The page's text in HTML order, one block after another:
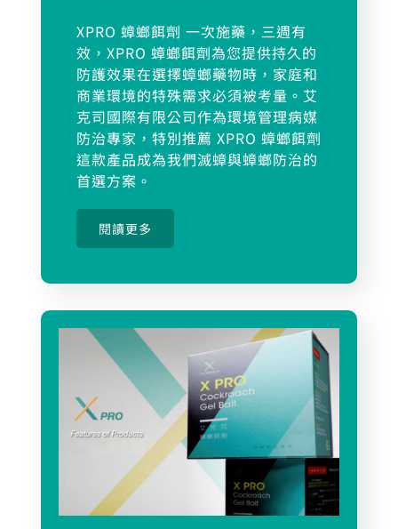
XPRO 蟑螂餌劑 一次施藥，三週有
效，XPRO 蟑螂餌劑為您提供持久的
防護效果在選擇蟑螂藥物時，家庭和
商業環境的特殊需求必須被考量。艾
克司國際有限公司作為環境管理病媒
防治專家，特別推薦 XPRO 蟑螂餌劑
這款產品成為我們滅蟑與蟑螂防治的
首選方案。
閱讀更多